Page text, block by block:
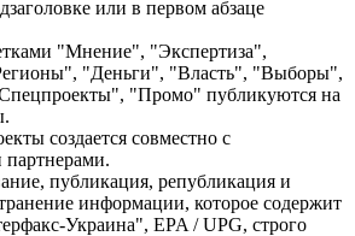
или в первом абзаце
"Мнение", "Экспертиза",
"Деньги", "Власть", "Выборы",
"Промо" публикуются на
создается совместно с
публикация, републикация и
информации, которое содержит
Украина", EPA / UPG, строго